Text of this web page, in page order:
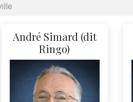
André Simard (dit
Ringo)